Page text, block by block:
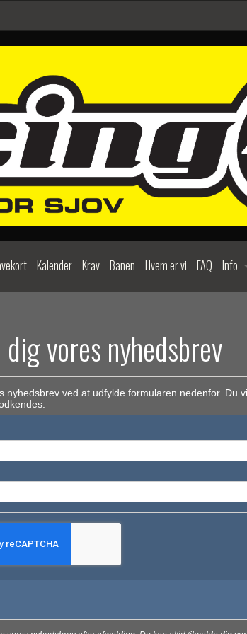
Kalender Krav Banen Hvem er vi FAQ Info
vores nyhedsbrev
nyhedsbrev ved at udfylde formularen nedenfor. Du